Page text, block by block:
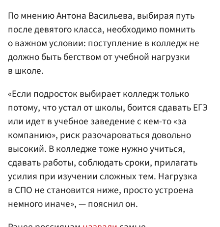
По мнению Антона Васильева, выбирая путь
после девятого класса, необходимо помнить
о важном условии: поступление в колледж не
должно быть бегством от учебной нагрузки
в школе.
«Если подросток выбирает колледж только
потому, что устал от школы, боится сдавать ЕГЭ
или идет в учебное заведение с кем-то «за
компанию», риск разочароваться довольно
высокий. В колледже тоже нужно учиться,
сдавать работы, соблюдать сроки, прилагать
усилия при изучении сложных тем. Нагрузка
в СПО не становится ниже, просто устроена
немного иначе», — пояснил он.